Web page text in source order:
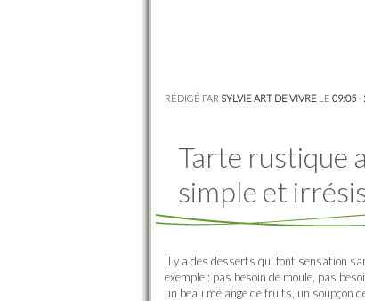
RÉDIGÉ PAR SYLVIE ART DE VIVRE LE 09:05 -
Tarte rustique
simple et
Il y a des desserts qui font sensation
exemple : pas besoin de moule, pas
un beau mélange de fruits, un soupçon